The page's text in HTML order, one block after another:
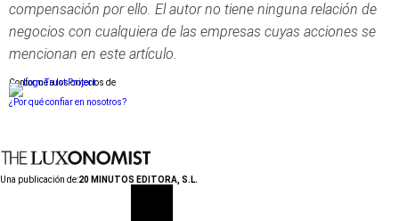
compensación por ello. El autor no tiene ninguna relación de
negocios con cualquiera de las empresas cuyas acciones se
mencionan en este artículo.
Conforme a los criterios de
¿Por qué confiar en nosotros?
Una publicación de:20 MINUTOS EDITORA, S.L.